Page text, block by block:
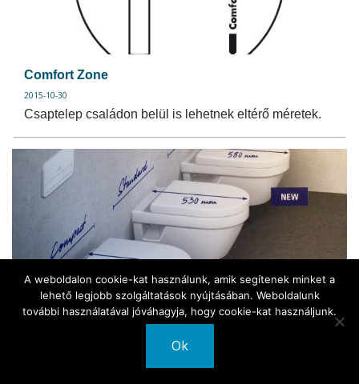
Comfort Zone
2015-10-30
Csaptelep családon belül is lehetnek eltérő méretek.
Kompakt, Standard, XL WC-k
Különböző méretű WC-k a különböző igényekhez
A weboldalon cookie-kat használunk, amik segítenek minket a
lehető legjobb szolgáltatások nyújtásában. Weboldalunk
további használatával jóváhagyja, hogy cookie-kat használjunk.
Ok